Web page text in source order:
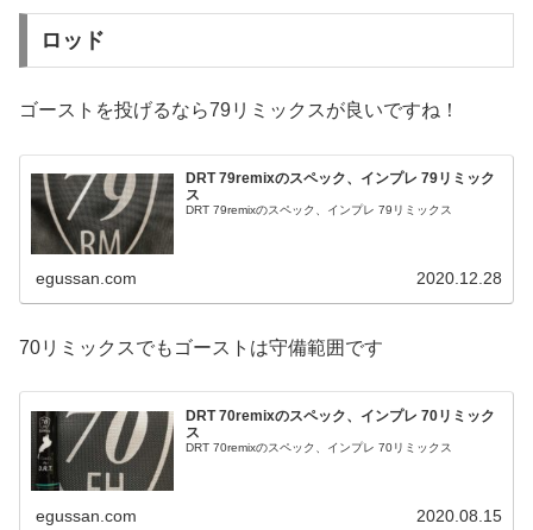
ロッド
ゴーストを投げるなら79リミックスが良いですね！
DRT 79remixのスペック、インプレ 79リミック
ス
DRT 79remixのスペック、インプレ 79リミックス
egussan.com 2020.12.28
70リミックスでもゴーストは守備範囲です
DRT 70remixのスペック、インプレ 70リミック
ス
DRT 70remixのスペック、インプレ 70リミックス
egussan.com 2020.08.15